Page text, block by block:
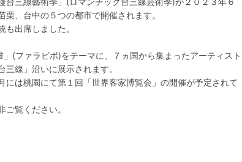
、台中の５つの都市で開催されます。
出席しました。
(ファラビボ)をテーマに、７ヵ国から集まったアーティスト
線」沿いに展示されます。
は桃園にて第１回「世界客家博覧会」の開催が予定されて
覧ください。